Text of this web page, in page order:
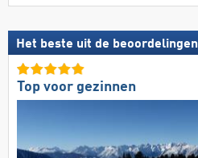
Het beste uit de beoordelingen
Top voor gezinnen